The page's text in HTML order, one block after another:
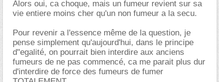
Alors oui, ca choque, mais un fumeur revient sur sa
vie entiere moins cher qu'un non fumeur a la secu.
Pour revenir a l'essence même de la question, je
pense simplement qu'aujourd'hui, dans le principe
d"egalité, on pourrait bien interdire aux anciens
fumeurs de ne pas commencé, ca me parait plus dur
d'interdire de force des fumeurs de fumer